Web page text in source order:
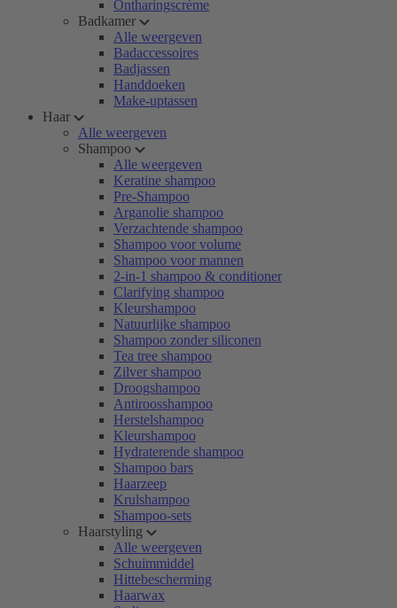
Ontharingscrème
Badkamer
Alle weergeven
Badaccessoires
Badjassen
Handdoeken
Make-uptassen
Haar
Alle weergeven
Shampoo
Alle weergeven
Keratine shampoo
Pre-Shampoo
Arganolie shampoo
Verzachtende shampoo
Shampoo voor volume
Shampoo voor mannen
2-in-1 shampoo & conditioner
Clarifying shampoo
Kleurshampoo
Natuurlijke shampoo
Shampoo zonder siliconen
Tea tree shampoo
Zilver shampoo
Droogshampoo
Antiroosshampoo
Herstelshampoo
Kleurshampoo
Hydraterende shampoo
Shampoo bars
Haarzeep
Krulshampoo
Shampoo-sets
Haarstyling
Alle weergeven
Schuimmiddel
Hittebescherming
Haarwax